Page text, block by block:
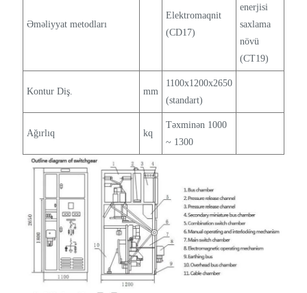
Əməliyyat metodları
Elektromaqnit
(CD17)
enerjisi
saxlama
növü
(CT19)
Kontur Diş. mm
1100x1200x2650
(standart)
Ağırlıq kq
Təxminən 1000
~ 1300